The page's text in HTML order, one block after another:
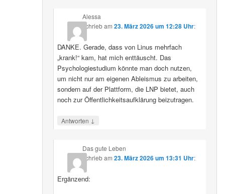
Alessa
schriebam 23. März 2026 um 12:28 Uhr:
DANKE. Gerade, dass von Linus mehrfach
„krank!“ kam, hat mich enttäuscht. Das
Psychologiestudium könnte man doch nutzen,
um nicht nur am eigenen Ableismus zu arbeiten,
sondern auf der Plattform, die LNP bietet, auch
noch zur Öffentlichkeitsaufklärung beizutragen.
Antworten ↓
Das gute Leben
schriebam 23. März 2026 um 13:31 Uhr:
Ergänzend: